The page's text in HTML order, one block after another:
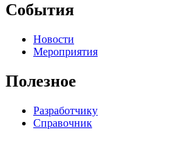
События
Новости
Мероприятия
Полезное
Разработчику
Справочник